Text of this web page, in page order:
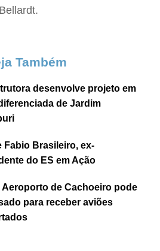
Também
desenvolve projeto em
de Jardim
Fabio Brasileiro, ex-
do ES em Ação
Aeroporto de Cachoeiro pode
para receber aviões